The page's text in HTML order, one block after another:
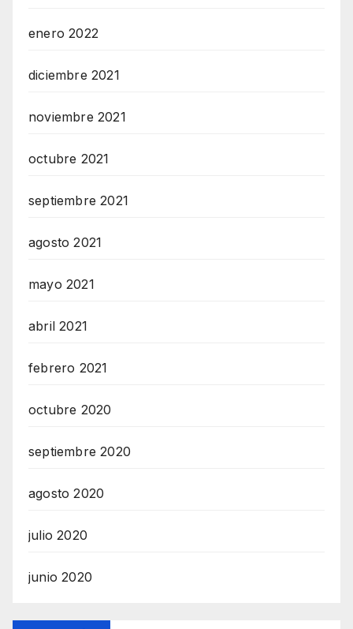
enero 2022
diciembre 2021
noviembre 2021
octubre 2021
septiembre 2021
agosto 2021
mayo 2021
abril 2021
febrero 2021
octubre 2020
septiembre 2020
agosto 2020
julio 2020
junio 2020